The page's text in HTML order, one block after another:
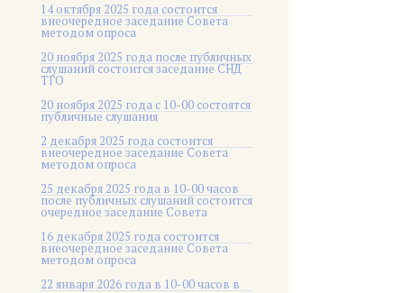
14 октября 2025 года состоится
внеочередное заседание Совета
методом опроса
20 ноября 2025 года после публичных
слушаний состоится заседание СНД
ТГО
20 ноября 2025 года c 10-00 состоятся
публичные слушания
2 декабря 2025 года состоится
внеочередное заседание Совета
методом опроса
25 декабря 2025 года в 10-00 часов
после публичных слушаний состоится
очередное заседание Совета
16 декабря 2025 года состоится
внеочередное заседание Совета
методом опроса
22 января 2026 года в 10-00 часов в